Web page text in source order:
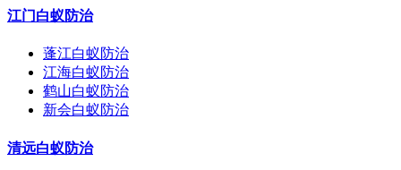
江门白蚁防治
蓬江白蚁防治
江海白蚁防治
鹤山白蚁防治
新会白蚁防治
清远白蚁防治